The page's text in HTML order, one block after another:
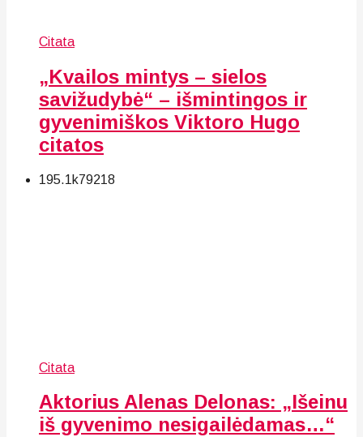
Citata
„Kvailos mintys – sielos
savižudybė“ – išmintingos ir
gyvenimiškos Viktoro Hugo
citatos
195.1k79218
Citata
Aktorius Alenas Delonas: „Išeinu
iš gyvenimo nesigailėdamas…“